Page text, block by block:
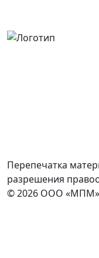
Перепечатка
разрешения
© 2026 ООО «МПМ»